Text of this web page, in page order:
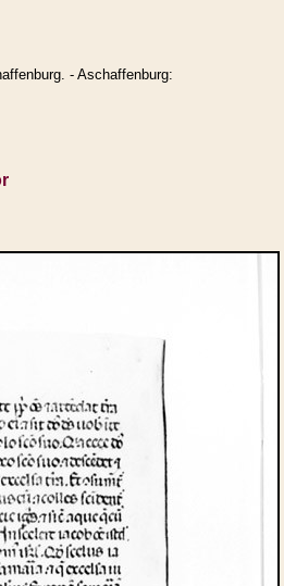
- Aschaffenburg: